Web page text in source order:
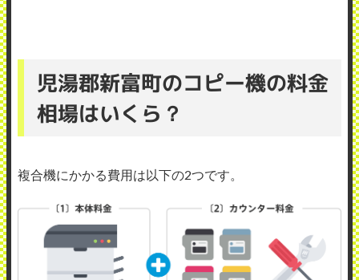
児湯郡新富町のコピー機の料金
相場はいくら？
複合機にかかる費用は以下の2つです。